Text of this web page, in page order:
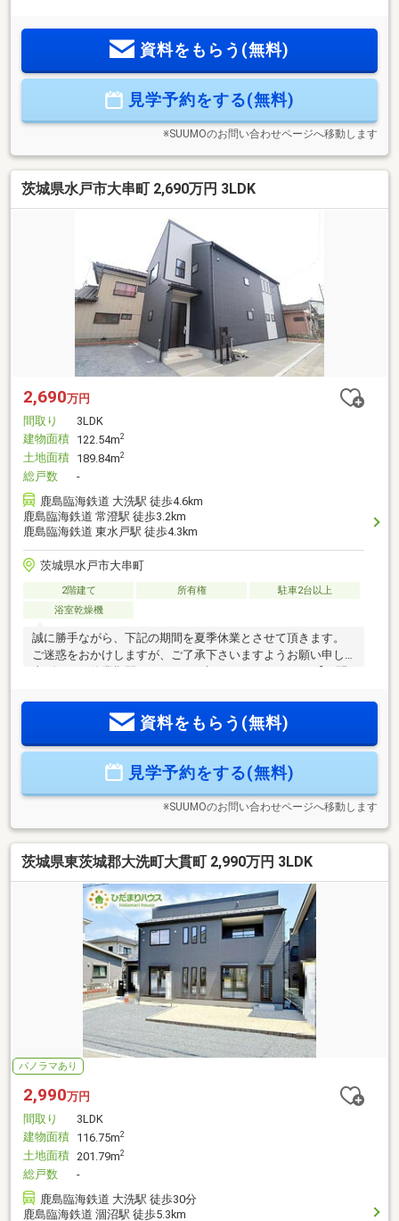
しくなるでしょう。2690万円と、少しご予算を相談したい方
にも適した物件です。暗い時だけに反応人感照明センサーな
資料をもらう(無料)
見学予約をする(無料)
※SUUMOのお問い合わせページへ移動します
茨城県水戸市大串町 2,690万円 3LDK
2,690万円
間取り
3LDK
建物面積 122.54m2
土地面積 189.84m2
総戸数
-
鹿島臨海鉄道 大洗駅 徒歩4.6km
鹿島臨海鉄道 常澄駅 徒歩3.2km
鹿島臨海鉄道 東水戸駅 徒歩4.3km
茨城県水戸市大串町
2階建て 所有権
駐車2台以上
浴室乾燥機
誠に勝手ながら、下記の期間を夏季休業とさせて頂きます。
ご迷惑をおかけしますが、ご了承下さいますようお願い申し
中古戸建・マンション、土地、収益物件お取り扱い有り●売却
査定事例、賃貸仲介事例多数有り●ご案内だけではなく、資金
事が別途必要になります。弊社ではオプション工事のご相談
能です！是非ご相談ください
資料をもらう(無料)
見学予約をする(無料)
※SUUMOのお問い合わせページへ移動します
茨城県東茨城郡大洗町大貫町 2,990万円 3LDK
パノラマあり
2,990万円
間取り
3LDK
建物面積 116.75m2
土地面積 201.79m2
総戸数
-
鹿島臨海鉄道 大洗駅 徒歩30分
鹿島臨海鉄道 涸沼駅 徒歩5.3km